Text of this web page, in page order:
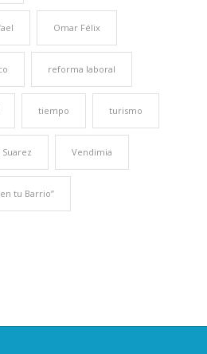
Omar Félix
reforma laboral
tiempo turismo
Vendimia
tu Barrio”